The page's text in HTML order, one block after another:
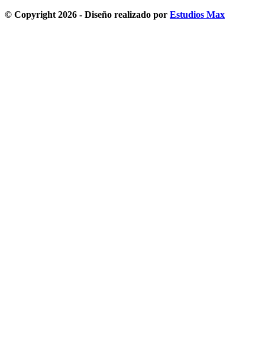
© Copyright 2026 - Diseño realizado por Estudios Max